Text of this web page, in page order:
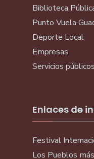
Biblioteca
Punto Vuela
Deporte Local
Empresas
Servicios públicos
Enlaces de
Festival
Los Pueblos